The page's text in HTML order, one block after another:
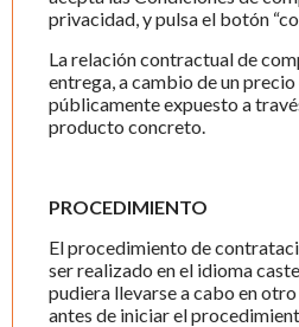
privacidad, y pulsa el botón
La relación contractual de
entrega, a cambio de un
públicamente expuesto a
producto concreto.
PROCEDIMIENTO
El procedimiento de
ser realizado en el idioma
pudiera llevarse a cabo en
antes de iniciar el